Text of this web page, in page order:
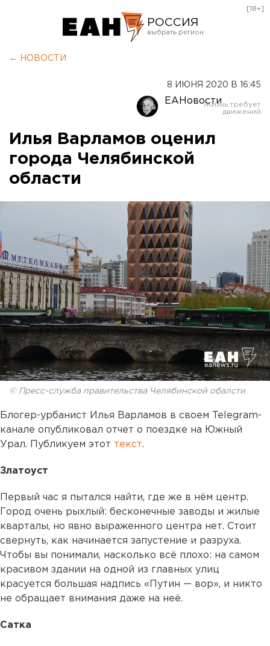
РОССИЯ
Оренбург
[18+]
← НОВОСТИ
8 ИЮНЯ 2020 В 16:45
ЕАНовости
Илья Варламов оценил
города Челябинской
области
© Пресс-служба правительства Челябинской обалсти
Блогер-урбанист Илья Варламов в своем Telegram-
канале опубликовал отчет о поездке на Южный
Урал. Публикуем этот текст.
Златоуст
Первый час я пытался найти, где же в нём центр.
Город очень рыхлый: бесконечные заводы и жилые
кварталы, но явно выраженного центра нет. Стоит
свернуть, как начинается запустение и разруха.
Чтобы вы понимали, насколько всё плохо: на самом
красивом здании на одной из главных улиц
красуется большая надпись «Путин — вор», и никто
не обращает внимания даже на неё.
Сатка